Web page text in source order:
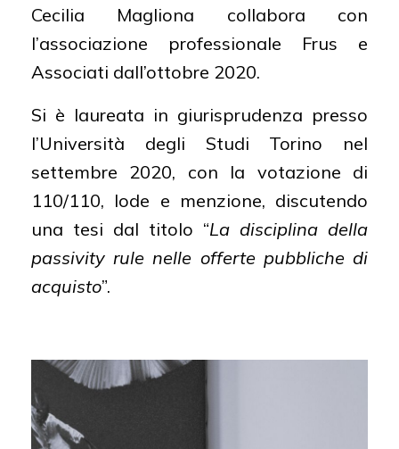
ABILITAZIONI:Avvocato presso il Foro
di Torino
Cecilia Magliona collabora con
l’associazione professionale Frus e
Associati dall’ottobre 2020.
Si è laureata in giurisprudenza presso
l’Università degli Studi Torino nel
settembre 2020, con la votazione di
110/110, lode e menzione, discutendo
una tesi dal titolo “La disciplina della
passivity rule nelle offerte pubbliche di
acquisto”.